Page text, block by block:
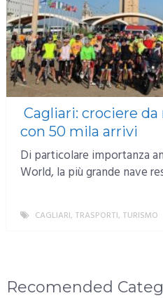
Cagliari: crociere
con 50 mila arrivi
Di particolare importanza
World, la più grande nave
CAGLIARI, TRASPORTI, TURISMO
Recomended